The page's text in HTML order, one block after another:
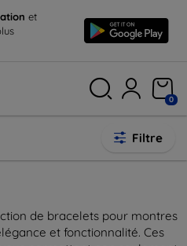
et
0
Filtre
de bracelets pour montres
et fonctionnalité. Ces